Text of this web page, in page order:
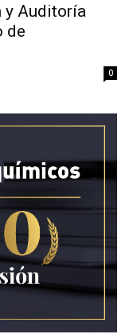
y Auditoría
de
0